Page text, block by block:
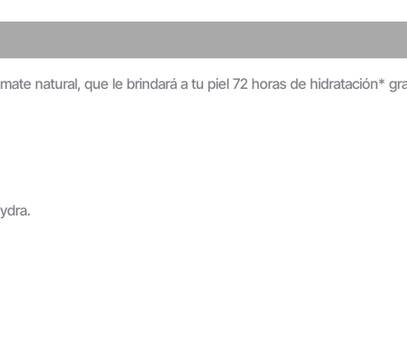
natural, que le brindará a tu piel 72 horas de hidratación*